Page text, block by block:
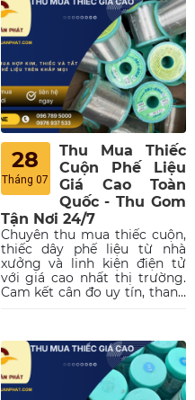
28
Tháng 07
Thu Mua Thiếc
Cuộn Phế Liệu
Giá Cao Toàn
Quốc - Thu Gom
Tận Nơi 24/7
Chuyên thu mua thiếc cuộn,
thiếc dây phế liệu từ nhà
xưởng và linh kiện điện tử
với giá cao nhất thị trường.
Cam kết cân đo uy tín, thanh
ngay.